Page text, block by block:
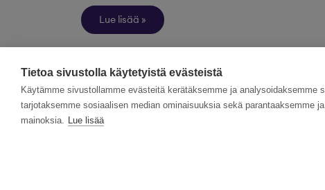
Lue lisää
Tietoa sivustolla käytetyistä evästeistä
Käytämme sivustollamme evästeitä kerätäksemme ja analysoidaksemme
tarjotaksemme sosiaalisen median ominaisuuksia sekä parantaaksemme
mainoksia. Lue lisää